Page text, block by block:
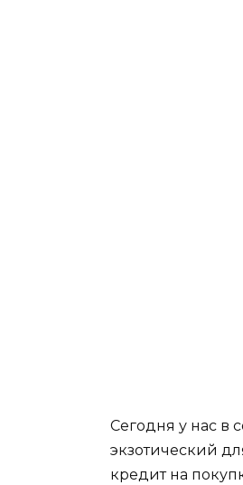
Сегодня у нас в
экзотический
кредит на